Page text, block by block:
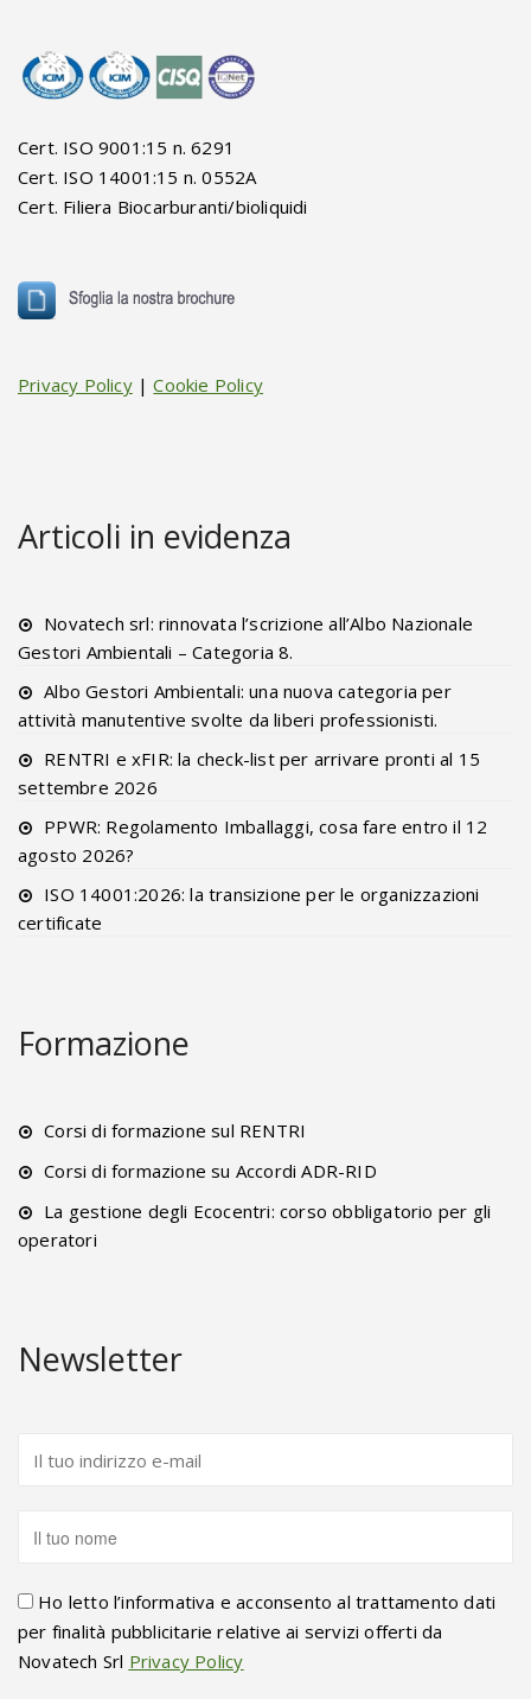
Cert. ISO 9001:15 n. 6291
Cert. ISO 14001:15 n. 0552A
Cert. Filiera Biocarburanti/bioliquidi
Privacy Policy|Cookie Policy
Articoli in evidenza
Novatech srl: rinnovata l’scrizione all’Albo Nazionale
Gestori Ambientali – Categoria 8.
Albo Gestori Ambientali: una nuova categoria per
attività manutentive svolte da liberi professionisti.
RENTRI e xFIR: la check-list per arrivare pronti al 15
settembre 2026
PPWR: Regolamento Imballaggi, cosa fare entro il 12
agosto 2026?
ISO 14001:2026: la transizione per le organizzazioni
certificate
Formazione
Corsi di formazione sul RENTRI
Corsi di formazione su Accordi ADR-RID
La gestione degli Ecocentri: corso obbligatorio per gli
operatori
Newsletter
Ho letto l’informativa e acconsento al trattamento dati
per finalità pubblicitarie relative ai servizi offerti da
Novatech Srl Privacy Policy